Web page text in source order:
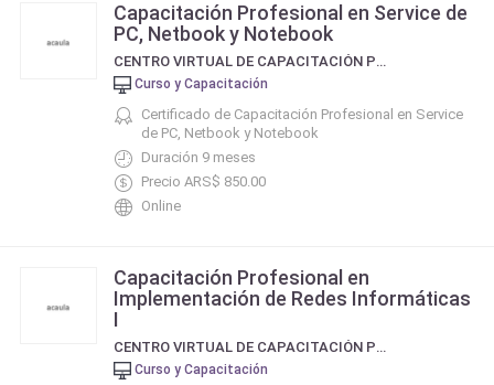
Capacitación Profesional en Service de
PC, Netbook y Notebook
CENTRO VIRTUAL DE CAPACITACIÓN PROFESIONAL
Curso y Capacitación
Certificado de Capacitación Profesional en Service
de PC, Netbook y Notebook
Duración 9 meses
Precio ARS$ 850.00
Online
Capacitación Profesional en
Implementación de Redes Informáticas
I
CENTRO VIRTUAL DE CAPACITACIÓN PROFESIONAL
Curso y Capacitación